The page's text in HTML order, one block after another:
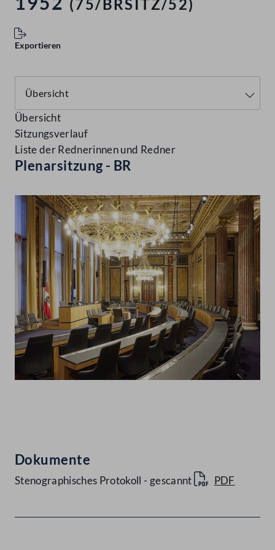
(75/BRSITZ/52)
Exportieren
Übersicht
Sitzungsverlauf
Liste der Rednerinnen und Redner
Plenarsitzung - BR
Dokumente
Stenographisches Protokoll - gescannt PDF